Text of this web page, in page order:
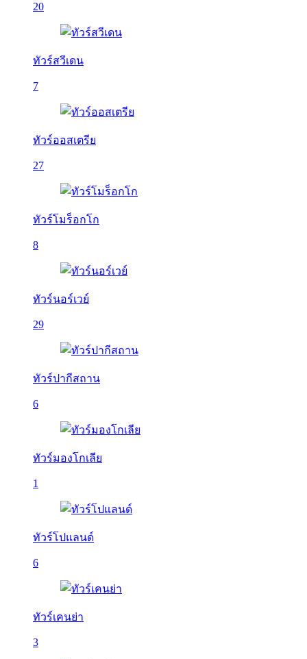
20
ทัวร์สวีเดน
7
ทัวร์ออสเตรีย
27
ทัวร์โมร็อกโก
8
ทัวร์นอร์เวย์
29
ทัวร์ปากีสถาน
6
ทัวร์มองโกเลีย
1
ทัวร์โปแลนด์
6
ทัวร์เคนย่า
3